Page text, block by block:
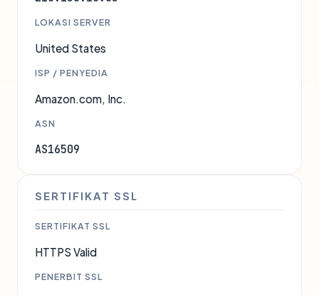
LOKASI SERVER
United States
ISP / PENYEDIA
Amazon.com, Inc.
ASN
AS16509
SERTIFIKAT SSL
SERTIFIKAT SSL
HTTPS Valid
PENERBIT SSL